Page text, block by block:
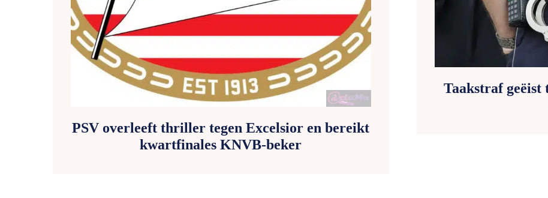
PSV overleeft thriller tegen Excelsior en bereikt
kwartfinales KNVB-beker
Taakstraf geëist